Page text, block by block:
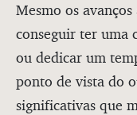
Mesmo os
conseguir ter uma
ou dedicar um
ponto de vista do
significativas que